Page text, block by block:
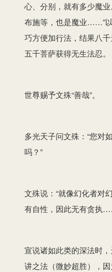
心、分别，就有多少魔
布施等，也是魔业……”
巧方便加行法，结果八
五千菩萨获得无生法忍。
世尊赐予文殊“善哉”。
多光天子问文殊：“您对
吗？”
文殊说：“就像幻化者对
有自性，因此无有贪执
宣说诸如此类的深法时
讲之法（微妙超胜），